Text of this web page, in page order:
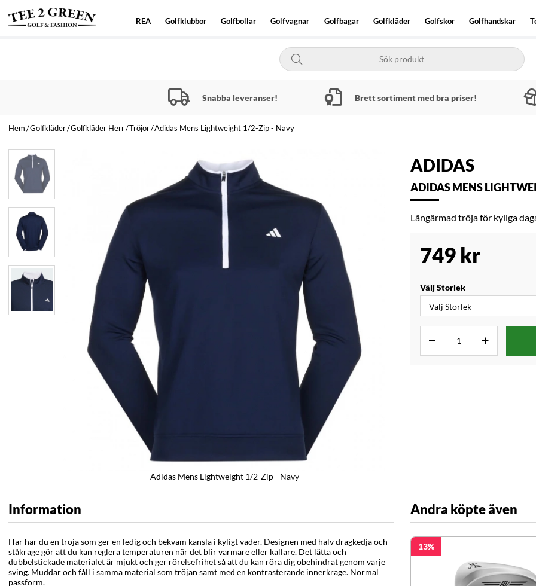
REA Golfklubbor Golfbollar Golfvagnar Golfbagar Golfkläder Golfskor Golfhandskar
Snabba leveranser! Brett sortiment med bra priser!
Hem Golfkläder Golfkläder Herr Tröjor Adidas Mens Lightweight 1/2-Zip - Navy
Adidas Mens Lightweight 1/2-Zip - Navy
ADIDAS
ADIDAS MENS
Långärmad tröja för kyliga
749 kr
Välj Storlek
Information
Här har du en tröja som ger en ledig och bekväm känsla i kyligt väder. Designen med halv dragkedja och
ståkrage gör att du kan reglera temperaturen när det blir varmare eller kallare. Det lätta och
dubbelstickade materialet är mjukt och ger rörelsefrihet så att du kan röra dig obehindrat genom varje
sving. Muddar och fåll i samma material som tröjan samt med en kontrasterande innerkrage. Normal
passform.
Andra köpte även
13